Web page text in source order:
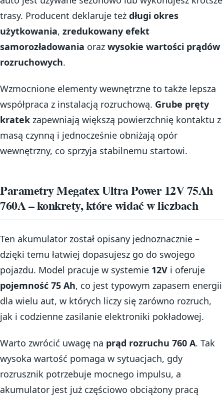
trasy. Producent deklaruje też długi okres
użytkowania, zredukowany efekt
samorozładowania oraz wysokie wartości prądów
rozruchowych.
Wzmocnione elementy wewnętrzne to także lepsza
współpraca z instalacją rozruchową. Grube pręty
kratek zapewniają większą powierzchnię kontaktu z
masą czynną i jednocześnie obniżają opór
wewnętrzny, co sprzyja stabilnemu startowi.
Parametry Megatex Ultra Power 12V 75Ah
760A – konkrety, które widać w liczbach
Ten akumulator został opisany jednoznacznie –
dzięki temu łatwiej dopasujesz go do swojego
pojazdu. Model pracuje w systemie 12V i oferuje
pojemność 75 Ah, co jest typowym zapasem energii
dla wielu aut, w których liczy się zarówno rozruch,
jak i codzienne zasilanie elektroniki pokładowej.
Warto zwrócić uwagę na prąd rozruchu 760 A. Tak
wysoka wartość pomaga w sytuacjach, gdy
rozrusznik potrzebuje mocnego impulsu, a
akumulator jest już częściowo obciążony pracą